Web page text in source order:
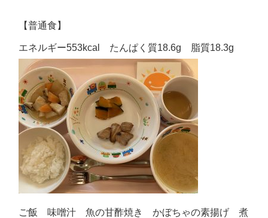
【普通食】
エネルギー553kcal たんぱく質18.6g 脂質18.3g
ご飯 味噌汁 魚の甘酢焼き かぼちゃの素揚げ 煮